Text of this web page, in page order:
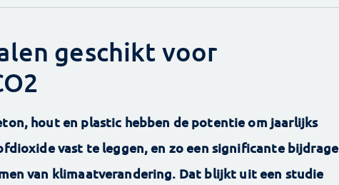
geschikt voor
hout en plastic hebben de potentie om jaarlijks
vast te leggen, en zo een significante bijdrage
van klimaatverandering. Dat blijkt uit een studie